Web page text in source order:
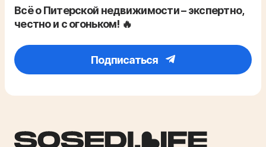
Всё о Питерской недвижимости – экспертно,
честно и с огоньком! 🔥
Подписаться